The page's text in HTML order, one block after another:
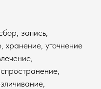
запись,
хранение, уточнение